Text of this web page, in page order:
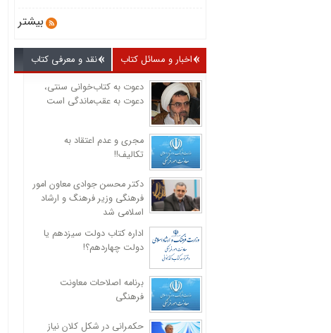
بیشتر
اخبار و مسائل کتاب نقد و معرفی کتاب
دعوت به کتاب‌خوانی سنتی،
دعوت به عقب‌ماندگی است
مجری و عدم اعتقاد به
تکالیف!!
دکتر محسن جوادی معاون امور
فرهنگی وزیر فرهنگ و ارشاد
اسلامی شد
اداره کتاب دولت سیزدهم یا
دولت چهاردهم؟!
برنامه اصلاحات معاونت
فرهنگی
حکمرانی در شکل کلان نیاز